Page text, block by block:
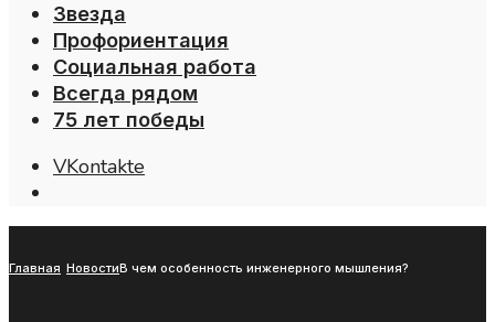
Звезда
Профориентация
Социальная работа
Всегда рядом
75 лет победы
VKontakte
Главная НовостиВ чем особенность инженерного мышления?